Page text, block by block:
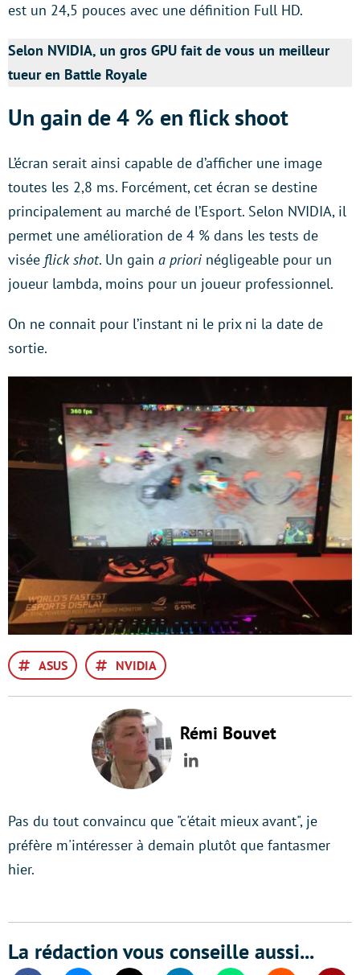
est un 24,5 pouces avec une définition Full HD.
Selon NVIDIA, un gros GPU fait de vous un meilleur
tueur en Battle Royale
Un gain de 4 % en flick shoot
L’écran serait ainsi capable de d’afficher une image
toutes les 2,8 ms. Forcément, cet écran se destine
principalement au marché de l’Esport. Selon NVIDIA, il
permet une amélioration de 4 % dans les tests de
visée flick shot. Un gain a priori négligeable pour un
joueur lambda, moins pour un joueur professionnel.
On ne connait pour l’instant ni le prix ni la date de
sortie.
ASUS NVIDIA
Rémi Bouvet
LinkedIn
Pas du tout convaincu que "c'était mieux avant", je
préfère m'intéresser à demain plutôt que fantasmer
hier.
La rédaction vous conseille aussi...